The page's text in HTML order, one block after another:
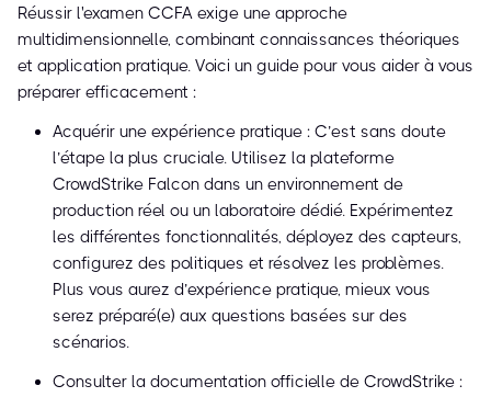
Réussir l'examen CCFA exige une approche
multidimensionnelle, combinant connaissances théoriques
et application pratique. Voici un guide pour vous aider à vous
préparer efficacement :
Acquérir une expérience pratique : C’est sans doute
l’étape la plus cruciale. Utilisez la plateforme
CrowdStrike Falcon dans un environnement de
production réel ou un laboratoire dédié. Expérimentez
les différentes fonctionnalités, déployez des capteurs,
configurez des politiques et résolvez les problèmes.
Plus vous aurez d’expérience pratique, mieux vous
serez préparé(e) aux questions basées sur des
scénarios.
Consulter la documentation officielle de CrowdStrike :